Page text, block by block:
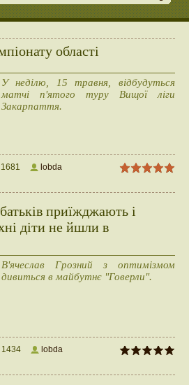
області
У неділю, 15 травня, відбудуться
матчі п'ятого туру Вищої ліги
Закарпаття.
1681
lobda
приїжджають і
діти не йшли в
В'ячеслав Грозний з оптимізмом
дивиться в майбутнє "Говерли".
1434
lobda